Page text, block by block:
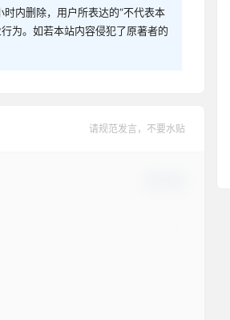
内删除，用户所表达的“不代表本
为。如若本站内容侵犯了原著者的
请规范发言，不要水贴